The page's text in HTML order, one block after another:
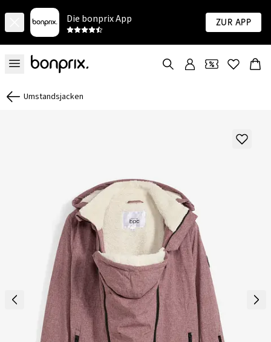
Die bonprix App Zur App
Umstandsjacken